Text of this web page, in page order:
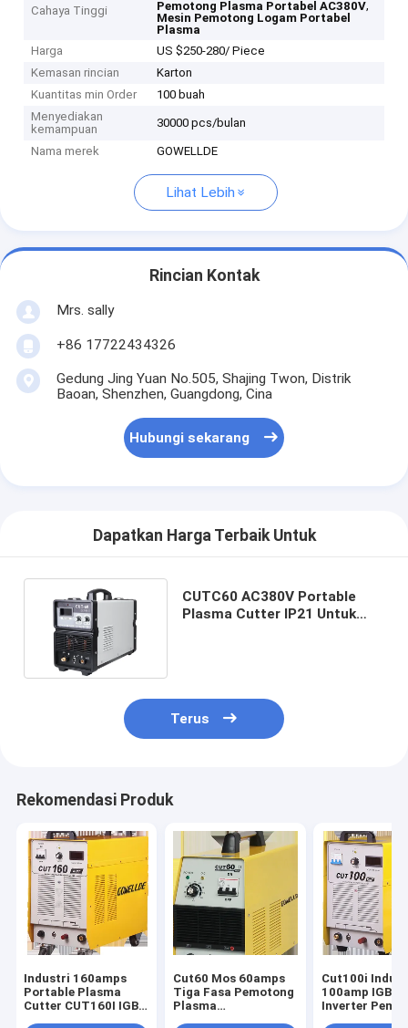
Cahaya Tinggi
Pemotong Plasma Portabel AC380V,
Mesin Pemotong Logam Portabel
Plasma
Harga
US $250-280/ Piece
Kemasan rincian
Karton
Kuantitas min Order
100 buah
Menyediakan
kemampuan
30000 pcs/bulan
Nama merek GOWELLDE
Lihat Lebih
Rincian Kontak
Mrs. sally
+86 17722434326
Gedung Jing Yuan No.505, Shajing Twon, Distrik
Baoan, Shenzhen, Guangdong, Cina
Hubungi sekarang
Dapatkan Harga Terbaik Untuk
CUTC60 AC380V Portable
Plasma Cutter IP21 Untuk
Terus
Rekomendasi Produk
Industri 160amps
Portable Plasma
Cutter CUT160I IGBT
Cut60 Mos 60amps
Tiga Fasa Pemotong
Plasma
Cut100i
100amp IGBT
Inverter